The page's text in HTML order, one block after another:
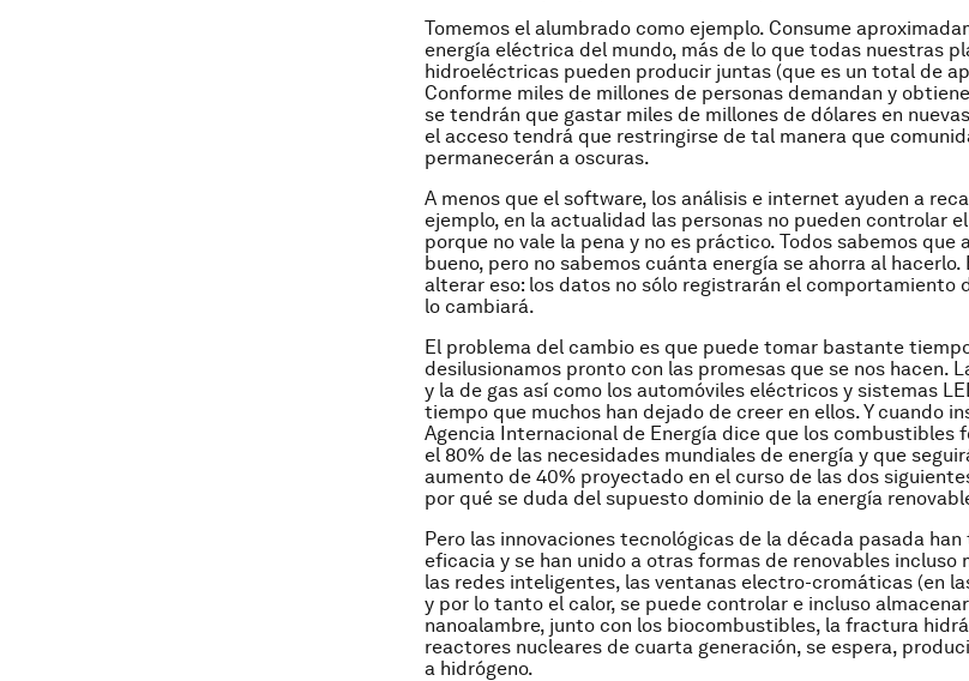
Tomemos el alumbrado como ejemplo. Consume
energía eléctrica del mundo, más de lo que todas nuestras
hidroeléctricas pueden producir juntas (que es un total de
Conforme miles de millones de personas demandan y
se tendrán que gastar miles de millones de dólares en
el acceso tendrá que restringirse de tal manera que
permanecerán a oscuras.
A menos que el software, los análisis e internet ayuden a
ejemplo, en la actualidad las personas no pueden controlar
porque no vale la pena y no es práctico. Todos sabemos que
bueno, pero no sabemos cuánta energía se ahorra al
alterar eso: los datos no sólo registrarán el comportamiento
lo cambiará.
El problema del cambio es que puede tomar bastante
desilusionamos pronto con las promesas que se nos hacen.
y la de gas así como los automóviles eléctricos y sistemas
tiempo que muchos han dejado de creer en ellos. Y cuando
Agencia Internacional de Energía dice que los combustibles
el 80% de las necesidades mundiales de energía y que
aumento de 40% proyectado en el curso de las dos
por qué se duda del supuesto dominio de la energía
Pero las innovaciones tecnológicas de la década pasada
eficacia y se han unido a otras formas de renovables incluso
las redes inteligentes, las ventanas electro-cromáticas (en
y por lo tanto el calor, se puede controlar e incluso
nanoalambre, junto con los biocombustibles, la fractura
reactores nucleares de cuarta generación, se espera,
a hidrógeno.